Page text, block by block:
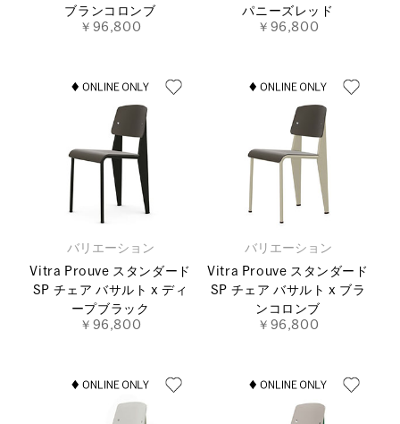
ブランコロンブ
￥96,800
パニーズレッド
￥96,800
バリエーション
Vitra Prouve スタンダード
SP チェア バサルト x ディ
ープブラック
￥96,800
バリエーション
Vitra Prouve スタンダード
SP チェア バサルト x ブラ
ンコロンブ
￥96,800